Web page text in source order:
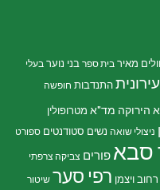
מאיר בית ספר בני נוער בעלי
התנדבות חופשה
הירוקה מד"א מטרופולין
ניצולי שואה נשים סטודנטים ספורט
סבא פורים צביקה צרפתי
רחוב ויצמן רפי סער שיטור